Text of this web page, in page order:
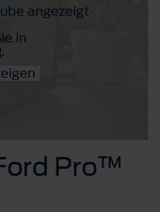
angezeigt
in
.
Pro™